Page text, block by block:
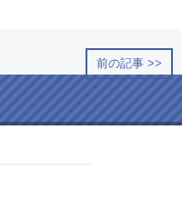
前の記事 >>